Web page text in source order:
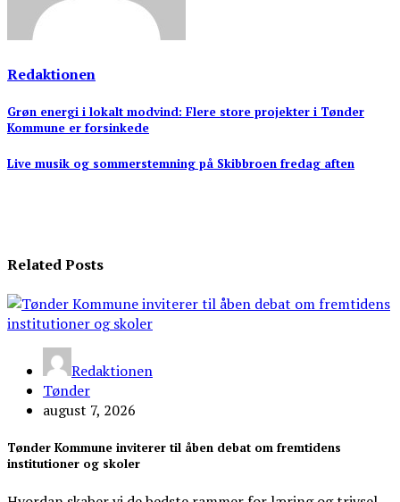
Redaktionen
Indlægsnavigation
Grøn energi i lokalt modvind: Flere store projekter i Tønder
Kommune er forsinkede
Live musik og sommerstemning på Skibbroen fredag aften
Related Posts
Redaktionen
Tønder
august 7, 2026
Tønder Kommune inviterer til åben debat om fremtidens
institutioner og skoler